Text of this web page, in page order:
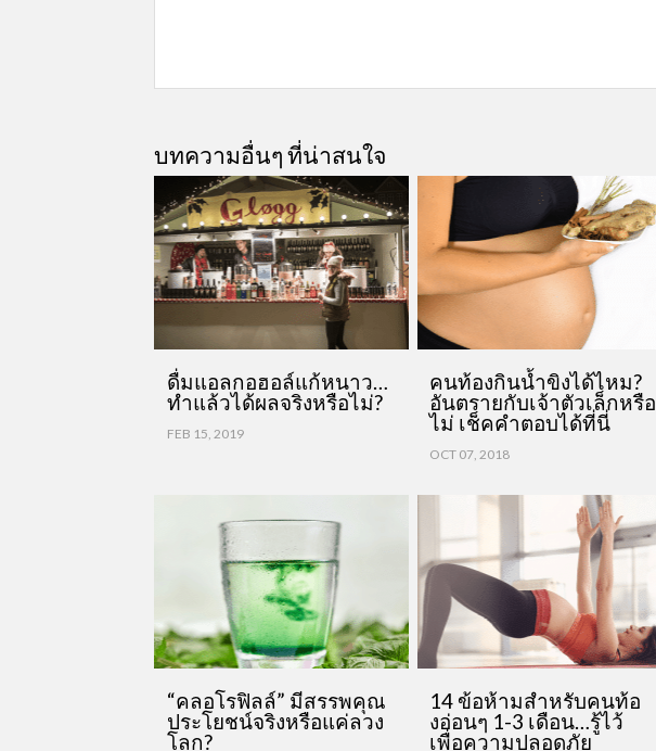
บทความอื่นๆ ที่น่าสนใจ
ดื่มแอลกอฮอล์แก้หนาว…
ทำแล้วได้ผลจริงหรือไม่?
FEB 15, 2019
คนท้องกินน้ำขิงได้ไหม?
อันตรายกับเจ้าตัวเล็กหรือ
ไม่ เช็คคำตอบได้ที่นี่
OCT 07, 2018
“คลอโรฟิลล์” มีสรรพคุณ
ประโยชน์จริงหรือแค่ลวง
โลก?
14 ข้อห้ามสำหรับคนท้อ
งอ่อนๆ 1-3 เดือน…รู้ไว้
เพื่อความปลอดภัย